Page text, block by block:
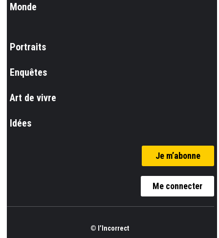
Monde
Portraits
Enquêtes
Art de vivre
Idées
Je m’abonne
Me connecter
© l’Incorrect